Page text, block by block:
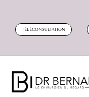
TÉLÉCONSULTATION